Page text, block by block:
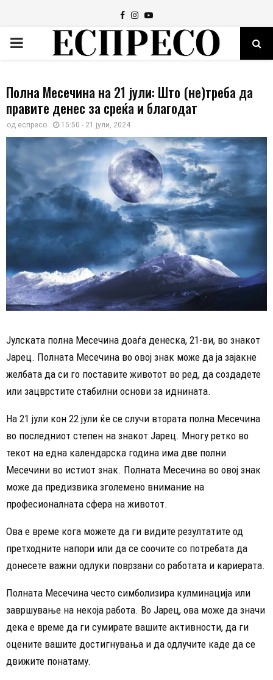
Facebook
Instagram
Youtube
PRIMARY
Полна Месечина на 21 јули: Што (не)треба да
правите денес за среќа и благодат
од еспресо 15:50 - 21 јули, 2024
Јулската полна Месечина доаѓа денеска, 21-ви, во знакот
Јарец. Полната Месечина во овој знак може да ја зајакне
желбата да си го поставите животот во ред, да создадете
или зацврстите стабилни основи за иднината.
На 21 јули кон 22 јули ќе се случи втората полна Месечина
во последниот степен на знакот Јарец. Многу ретко во
текот на една календарска година има две полни
Месечини во истиот знак. Полната Месечина во овој знак
може да предизвика зголемено внимание на
професионалната сфера на животот.
Ова е време кога можете да ги видите резултатите од
претходните напори или да се соочите со потребата да
донесете важни одлуки поврзани со работата и кариерата.
Полната Месечина често симболизира кулминација или
завршување на некоја работа. Во Јарец, ова може да значи
дека е време да ги сумирате вашите активности, да ги
оцените вашите достигнувања и да одлучите каде да се
движите понатаму.